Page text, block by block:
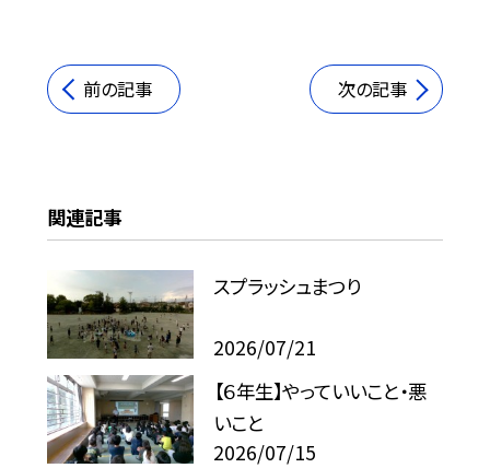
前の記事 次の記事
関連記事
スプラッシュまつり
2026/07/21
【６年生】やっていいこと・悪
いこと
2026/07/15